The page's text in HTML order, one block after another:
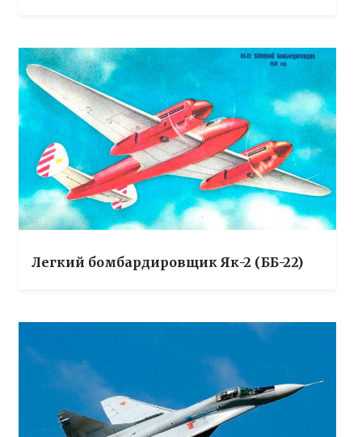
Легкий бомбардировщик Як-2 (ББ-22)